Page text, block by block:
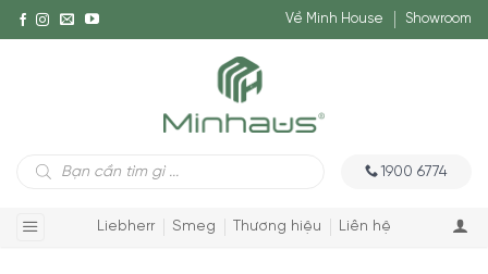
Về Minh House Showroom
Tìm
kiếm
1900 6774
Liebherr Smeg Thương hiệu Liên hệ